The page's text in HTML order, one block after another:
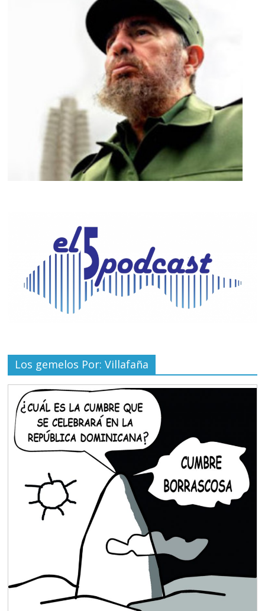
Los gemelos Por: Villafaña